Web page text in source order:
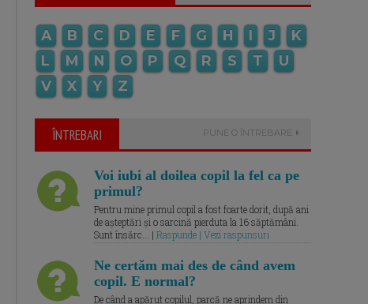
A B C D E F G H I J
K
L
M N O P Q R S T
U
V
X Y Z
ÎNTREBARI PUNE O ÎNTREBARE
Voi iubi al doilea copil la fel ca pe
primul?
Pentru mine primul copil a fost foarte dorit, după ani
de așteptări și o sarcină pierduta la 16 săptămâni.
Sunt însărc... | Raspunde | Vezi raspunsuri
Ne certăm mai des de când avem
copil. E normal?
De când a apărut copilul, parcă ne aprindem din